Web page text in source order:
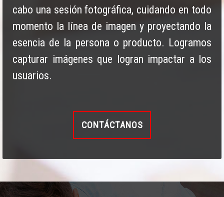
cabo una sesión fotográfica, cuidando en todo
momento la línea de imagen y proyectando la
esencia de la persona o producto. Logramos
capturar imágenes que logran impactar a los
usuarios.
CONTÁCTANOS